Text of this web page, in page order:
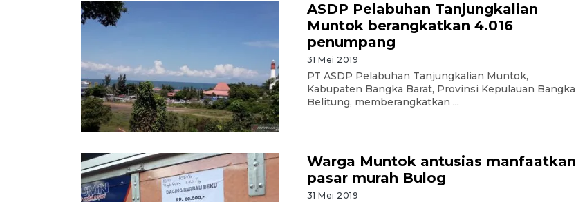
ASDP Pelabuhan Tanjungkalian
Muntok berangkatkan 4.016
penumpang
31 Mei 2019
PT ASDP Pelabuhan Tanjungkalian Muntok,
Kabupaten Bangka Barat, Provinsi Kepulauan Bangka
Belitung, memberangkatkan ...
Warga Muntok antusias manfaatkan
pasar murah Bulog
31 Mei 2019